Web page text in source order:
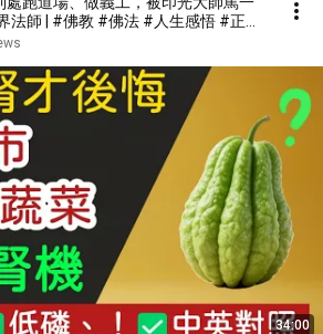
法師 | #佛教 #佛法 #人生感悟 #正能
34:00